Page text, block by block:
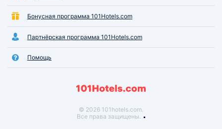
Бонусная программа 101Hotels.com
Партнёрская программа 101Hotels.com
Помощь
© 2026 101hotels.com.
Все права защищены.